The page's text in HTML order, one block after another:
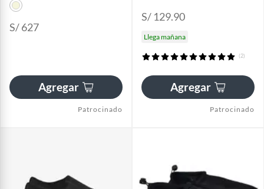
S/ 627
Agregar
Patrocinado
S/ 129.90
Llega mañana
(2)
Agregar
Patrocinado